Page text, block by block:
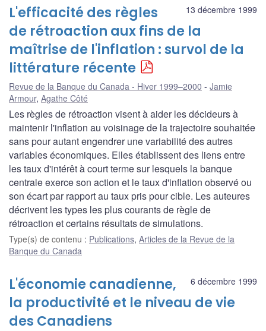
13 décembre 1999
L'efficacité des règles
de rétroaction aux fins de la
maîtrise de l'inflation : survol de la
littérature récente
Revue de la Banque du Canada - Hiver 1999–2000
Jamie
Armour, Agathe Côté
Les règles de rétroaction visent à aider les décideurs à
maintenir l'inflation au voisinage de la trajectoire souhaitée
sans pour autant engendrer une variabilité des autres
variables économiques. Elles établissent des liens entre
les taux d'intérêt à court terme sur lesquels la banque
centrale exerce son action et le taux d'inflation observé ou
son écart par rapport au taux pris pour cible. Les auteures
décrivent les types les plus courants de règle de
rétroaction et certains résultats de simulations.
Type(s) de contenu : Publications, Articles de la Revue de la
Banque du Canada
6 décembre 1999
L'économie canadienne,
la productivité et le niveau de vie
des Canadiens